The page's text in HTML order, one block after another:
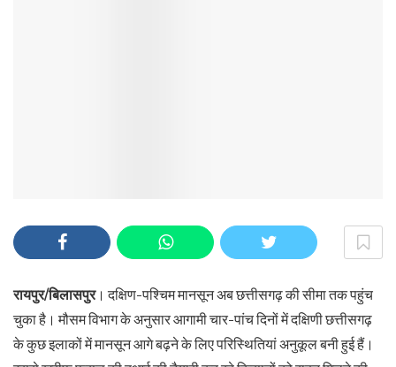
रायपुर/बिलासपुर। दक्षिण-पश्चिम मानसून अब छत्तीसगढ़ की सीमा तक पहुंच
चुका है। मौसम विभाग के अनुसार आगामी चार-पांच दिनों में दक्षिणी छत्तीसगढ़
के कुछ इलाकों में मानसून आगे बढ़ने के लिए परिस्थितियां अनुकूल बनी हुई हैं।